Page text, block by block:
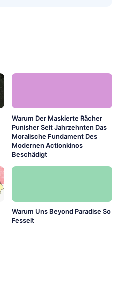
Warum Der Maskierte Rächer
Punisher Seit Jahrzehnten Das
Moralische Fundament Des
Modernen Actionkinos
Beschädigt
Warum Uns Beyond Paradise So
Fesselt